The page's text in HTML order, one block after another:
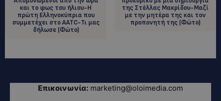
και το φως του ήλιου-Η
πρώτη Ελληνοκύπρια που
συμμετέχει στο AATC-Τι μας
δήλωσε (Φώτο)
της Στέλλας Μακρίδου-Μαζί
με την μητέρα της και τον
προπονητή της (Φώτο)
Επικοινωνία: marketing@oloimedia.com